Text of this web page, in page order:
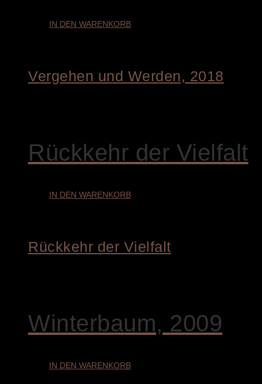
IN DEN WARENKORB
Vergehen und Werden, 2018
Rückkehr der Vielfalt
IN DEN WARENKORB
Rückkehr der Vielfalt
Winterbaum, 2009
IN DEN WARENKORB